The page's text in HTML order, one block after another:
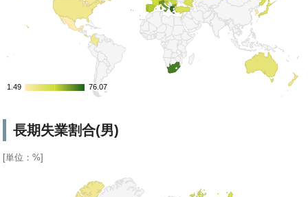
1.49
1.49 76.07
76.07
長期失業割合(男)
[単位：%]